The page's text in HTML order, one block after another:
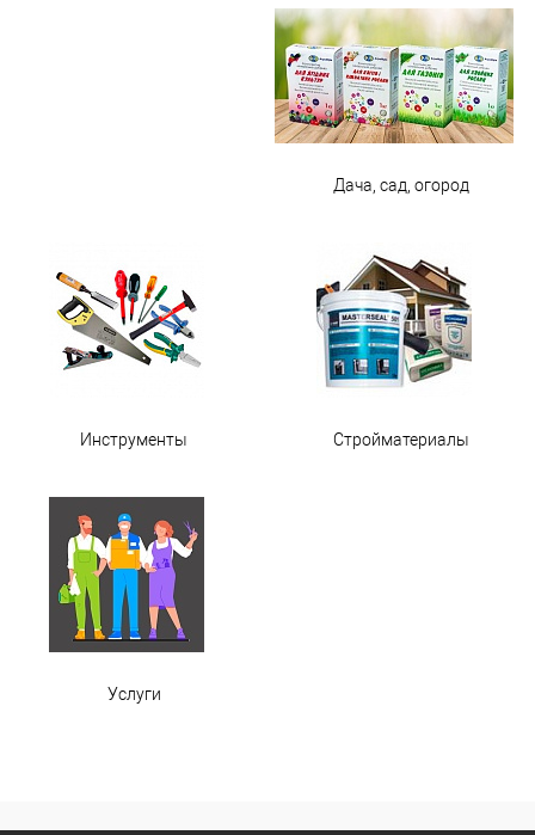
Дача, сад, огород
Инструменты Стройматериалы
Услуги